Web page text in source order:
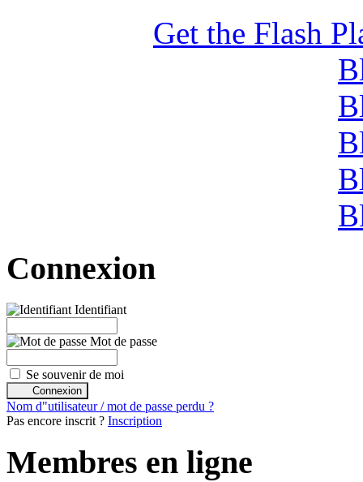
Get the Flash
Connexion
Identifiant
Mot de passe
Se souvenir de moi
Nom d"utilisateur / mot de passe perdu ?
Pas encore inscrit ? Inscription
Membres en ligne